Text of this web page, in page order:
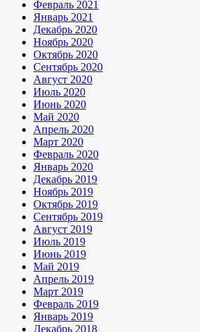
Февраль 2021
Январь 2021
Декабрь 2020
Ноябрь 2020
Октябрь 2020
Сентябрь 2020
Август 2020
Июль 2020
Июнь 2020
Май 2020
Апрель 2020
Март 2020
Февраль 2020
Январь 2020
Декабрь 2019
Ноябрь 2019
Октябрь 2019
Сентябрь 2019
Август 2019
Июль 2019
Июнь 2019
Май 2019
Апрель 2019
Март 2019
Февраль 2019
Январь 2019
Декабрь 2018